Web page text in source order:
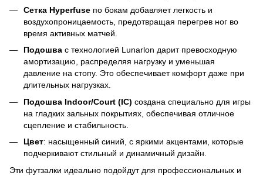
Сетка Hyperfuse по бокам добавляет легкость и
воздухопроницаемость, предотвращая перегрев ног во
время активных матчей.
Подошва с технологией Lunarlon дарит превосходную
амортизацию, распределяя нагрузку и уменьшая
давление на стопу. Это обеспечивает комфорт даже при
длительных нагрузках.
Подошва Indoor/Court (IC) создана специально для игры
на гладких зальных покрытиях, обеспечивая отличное
сцепление и стабильность.
Цвет: насыщенный синий, с яркими акцентами, которые
подчеркивают стильный и динамичный дизайн.
Эти футзалки идеально подойдут для профессиональных и